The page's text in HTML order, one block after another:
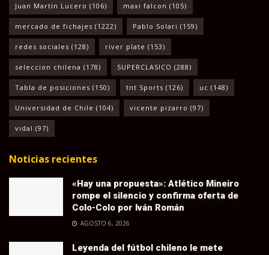
Juan Martín Lucero (106) maxi falcon (105)
mercado de fichajes (1222) Pablo Solari (159)
redes sociales (128) river plate (153)
seleccion chilena (178) SUPERCLASICO (288)
Tabla de posiciones (150) tnt Sports (126) uc (148)
Universidad de Chile (104) vicente pizarro (97)
vidal (97)
Noticias recientes
«Hay una propuesta»: Atlético Mineiro
rompe el silencio y confirma oferta de
Colo-Colo por Iván Román
AGOSTO 6, 2026
Leyenda del fútbol chileno le mete